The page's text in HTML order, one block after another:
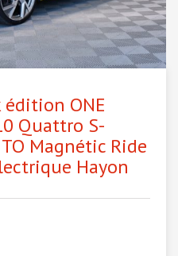
ONE
Quattro S-
Magnétic Ride
Hayon